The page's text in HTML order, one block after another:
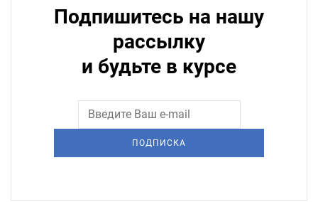
Подпишитесь на нашу
рассылку
и будьте в курсе
ПОДПИСКА